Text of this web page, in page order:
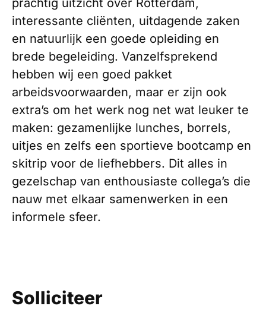
prachtig uitzicht over Rotterdam,
interessante cliënten, uitdagende zaken
en natuurlijk een goede opleiding en
brede begeleiding. Vanzelfsprekend
hebben wij een goed pakket
arbeidsvoorwaarden, maar er zijn ook
extra’s om het werk nog net wat leuker te
maken: gezamenlijke lunches, borrels,
uitjes en zelfs een sportieve bootcamp en
skitrip voor de liefhebbers. Dit alles in
gezelschap van enthousiaste collega’s die
nauw met elkaar samenwerken in een
informele sfeer.
Solliciteer